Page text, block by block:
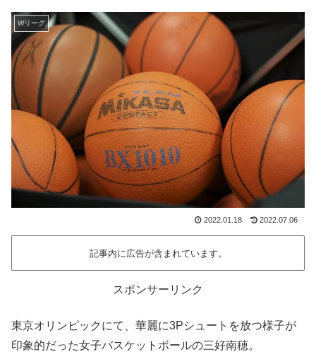
Wリーグ
2022.01.18 2022.07.06
記事内に広告が含まれています。
スポンサーリンク
東京オリンピックにて、華麗に3Pシュートを放つ様子が
印象的だった女子バスケットボールの三好南穂。